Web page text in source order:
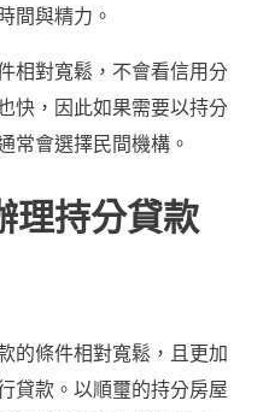
間與精力。
相對寬鬆，不會看信用分
快，因此如果需要以持分
常會選擇民間機構。
理持分貸款
的條件相對寬鬆，且更加
貸款。以順璽的持分房屋